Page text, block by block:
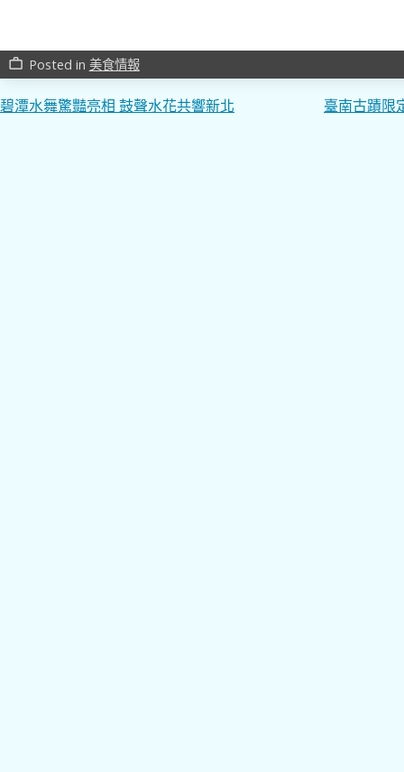
work_outline Posted in 美食情報
文
碧潭水舞驚豔亮相 鼓聲水花共響新北 臺南古蹟限